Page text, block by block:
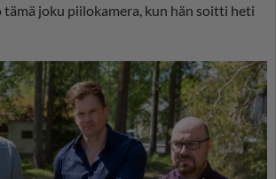
joku piilokamera, kun hän soitti heti